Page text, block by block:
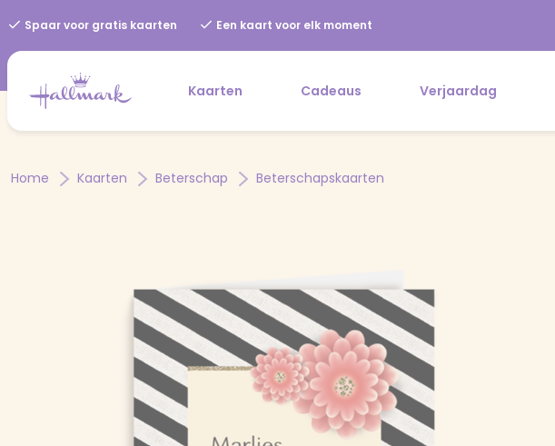
Spaar voor gratis kaarten Een kaart voor elk moment
Kaarten Cadeaus Verjaardag
Home Kaarten Beterschap Beterschapskaarten